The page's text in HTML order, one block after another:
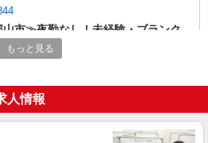
市≫夜勤なし！未経験・ブランク
スタッフ
山市｜九条駅すぐ
詳細を見る
もっと見る
人情報